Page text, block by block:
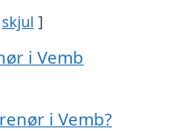
skjul
i Vemb
i Vemb?